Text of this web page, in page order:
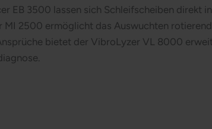
EB 3500 lassen sich Schleifscheiben direkt
MI 2500 ermöglicht das Auswuchten
bietet der VibroLyzer VL 8000